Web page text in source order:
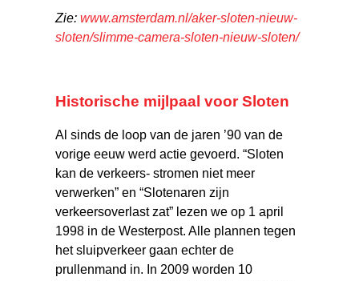
Zie:www.amsterdam.nl/aker-sloten-nieuw-
sloten/slimme-camera-sloten-nieuw-sloten/
Historische mijlpaal voor Sloten
Al sinds de loop van de jaren ’90 van de
vorige eeuw werd actie gevoerd. “Sloten
kan de verkeers- stromen niet meer
verwerken” en “Slotenaren zijn
verkeersoverlast zat” lezen we op 1 april
1998 in de Westerpost. Alle plannen tegen
het sluipverkeer gaan echter de
prullenmand in. In 2009 worden 10